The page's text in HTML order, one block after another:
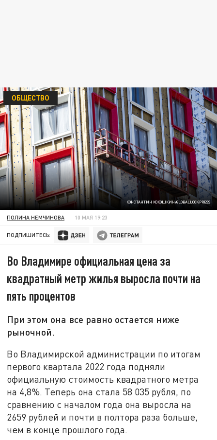
КОНСТАНТИН КОКОШКИН/GLOBALLOOKPRESS
ОБЩЕСТВО
ПОЛИНА НЕМЧИНОВА 10 МАЯ 19:23
ПОДПИШИТЕСЬ:
Во Владимире официальная цена за
квадратный метр жилья выросла почти на
пять процентов
При этом она все равно остается ниже
рыночной.
Во Владимирской администрации по итогам
первого квартала 2022 года подняли
официальную стоимость квадратного метра
на 4,8%. Теперь она стала 58 035 рубля, по
сравнению с началом года она выросла на
2659 рублей и почти в полтора раза больше,
чем в конце прошлого года.